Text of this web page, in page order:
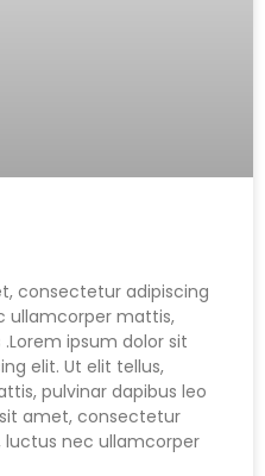
consectetur adipiscing
ullamcorper mattis,
ipsum dolor sit
elit. Ut elit tellus,
pulvinar dapibus leo
amet, consectetur
luctus nec ullamcorper